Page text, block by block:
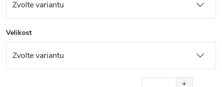
Velikost